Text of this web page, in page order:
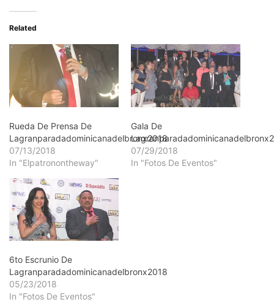
Related
Rueda De Prensa De
Lagranparadadominicanadelbronx2018
07/13/2018
In "Elpatronontheway"
Gala De
07/29/2018
In "Fotos De Eventos"
6to Escrunio De
Lagranparadadominicanadelbronx2018
05/23/2018
In "Fotos De Eventos"